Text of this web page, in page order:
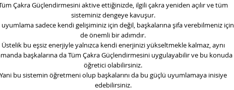
Çakra Güçlendirmesini aktive ettiğinizde, ilgili çakra yeniden açılır ve tüm
sisteminiz dengeye kavuşur.
uyumlama sadece kendi gelişiminiz için değil, başkalarına şifa verebilmeniz için
de önemli bir adımdır.
Üstelik bu eşsiz enerjiyle yalnızca kendi enerjinizi yükseltmekle kalmaz, aynı
başkalarına da Tüm Çakra Güçlendirmesini uygulayabilir ve bu konuda
öğretici olabilirsiniz.
bu sistemin öğretmeni olup başkalarını da bu güçlü uyumlamaya inisiye
edebilirsiniz.